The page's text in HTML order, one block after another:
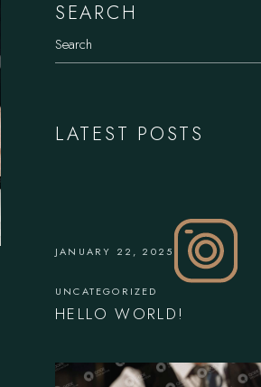
SEARCH
LATEST POSTS
JANUARY 22, 2025
UNCATEGORIZED
HELLO WORLD!